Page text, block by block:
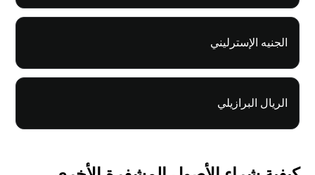
الجنيه الإسترليني
الريال البرازيلي